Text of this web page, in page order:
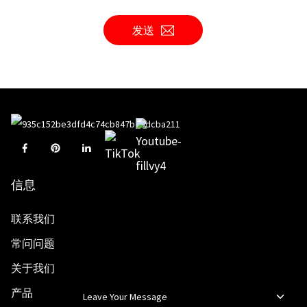
发送
信息
联系我们
常问问题
关于我们
产品
Leave Your Message